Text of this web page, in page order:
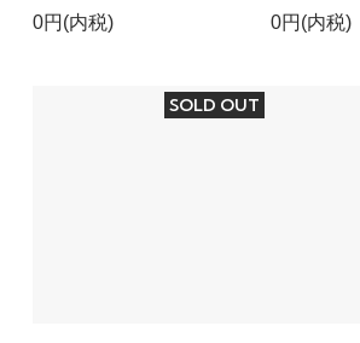
0円(内税) 0円(内税)
SOLD OUT